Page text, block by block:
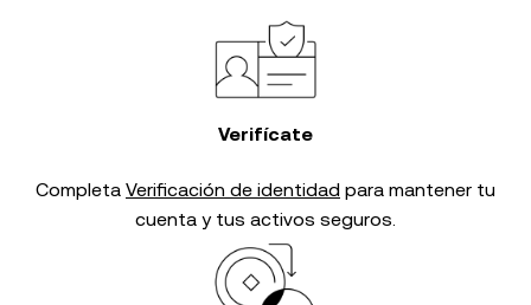
Verifícate
Completa Verificación de identidad para mantener tu
cuenta y tus activos seguros.